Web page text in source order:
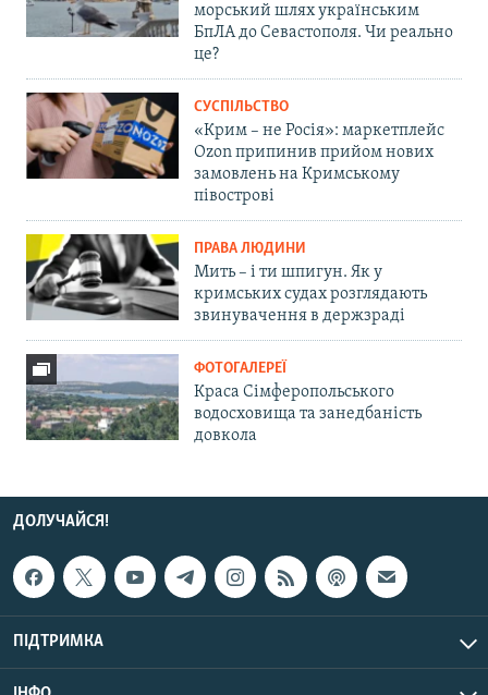
морський шлях українським
БпЛА до Севастополя. Чи реально
це?
СУСПІЛЬСТВО
«Крим – не Росія»: маркетплейс
Ozon припинив прийом нових
замовлень на Кримському
півострові
ПРАВА ЛЮДИНИ
Мить – і ти шпигун. Як у
кримських судах розглядають
звинувачення в держзраді
ФОТОГАЛЕРЕЇ
Краса Сімферопольського
водосховища та занедбаність
довкола
ДОЛУЧАЙСЯ!
ПІДТРИМКА